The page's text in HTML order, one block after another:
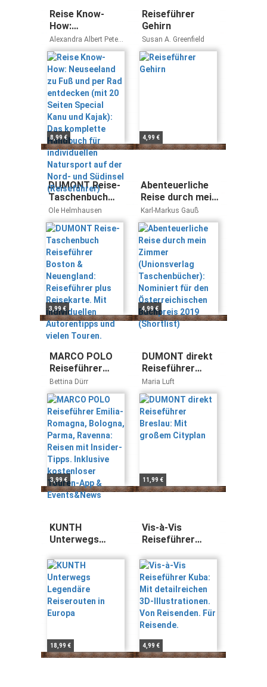
Reise Know-
How:
Neuseeland zu
Fuß und per Rad
entdecken (mit
20 Seiten
Special Kanu und
Kajak): Das
komplette
Handbuch für
individuellen
Natursport auf
der Nord- und
Südinsel
(Reiseführer)
Alexandra Albert Peter
Albert
8,99 €
Reiseführer
Gehirn
Susan A. Greenfield
4,99 €
DUMONT Reise-
Taschenbuch
Reiseführer
Boston &
Neuengland:
Reiseführer plus
Reisekarte. Mit
individuellen
Autorentipps
und vielen
Touren.
Ole Helmhausen
3,99 €
Abenteuerliche
Reise durch mein
Zimmer
(Unionsverlag
Taschenbücher):
Nominiert für
den
Österreichischen
Buchpreis 2019
(Shortlist)
Karl-Markus Gauß
4,99 €
MARCO POLO
Reiseführer
Emilia-Romagna,
Bologna, Parma,
Ravenna: Reisen
mit Insider-
Tipps. Inklusive
kostenloser
Touren-App &
Events&News
Bettina Dürr
3,99 €
DUMONT direkt
Reiseführer
Breslau: Mit
großem Cityplan
Maria Luft
11,99 €
KUNTH
Unterwegs
Reiserouten in
Europa
18,99 €
Vis-à-Vis
Reiseführer
detailreichen
3D-
Illustrationen.
Von Reisenden.
Für Reisende.
4,99 €